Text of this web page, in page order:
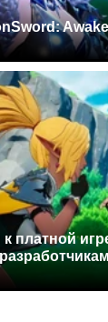
к платной